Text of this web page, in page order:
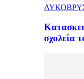
σχολεία